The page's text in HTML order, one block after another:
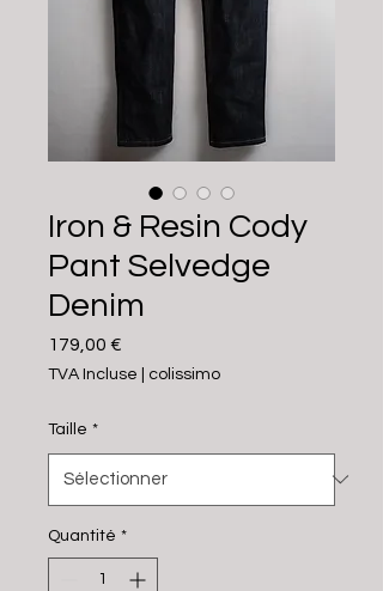
Iron & Resin Cody
Pant Selvedge
Denim
179,00 €
TVA Incluse colissimo
Taille *
Quantité *